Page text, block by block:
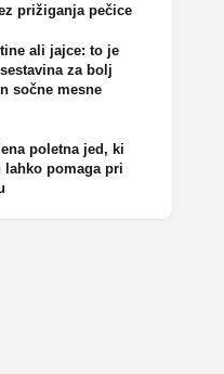
prižiganja pečice
ali jajce: to je
za bolj
sočne mesne
poletna jed, ki
lahko pomaga pri